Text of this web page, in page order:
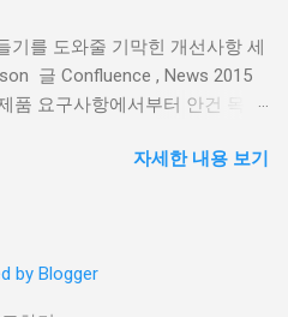
화창에서 표시하려는 정확한 페
시 내용을 미리보기 해서 필요
습니다. 단순히 같은 페이지 레
록을 만드는 것과는 차원이 다릅
성 및 페이지 속성 리포트 매크
작하면 여러 모로 자유롭지만,
다시 만드느라 애쓸 필요가 있
템플릿은 초보자들이 의욕적
. 템플릿은 또한 반복되는 업무
도 있습니다 . 더 간단히, 여러
기를 도와줄 기막힌 개선사항 세
글 Confluence , News 2015
품 요구사항에서부터 안건 목록
Confluence 5.8 에서, 저희는 표
나보십시오. 스크롤 해도 사라
자세한 내용 보기
by Blogger